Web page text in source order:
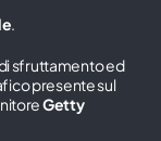
.
sfruttamento ed
presente sul
Getty